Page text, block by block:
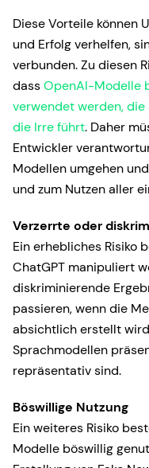
Diese Vorteile können
und Erfolg verhelfen,
verbunden. Zu diesen
dassOpenAI-Modelle
verwendet werden,
die Irre führt. Daher
Entwickler
Modellen umgehen
und zum Nutzen aller
Verzerrte oder
Ein erhebliches Risiko
ChatGPT manipuliert
diskriminierende
passieren, wenn die
absichtlich erstellt
Sprachmodellen
repräsentativ sind.
Böswillige Nutzung
Ein weiteres Risiko
Modelle böswillig